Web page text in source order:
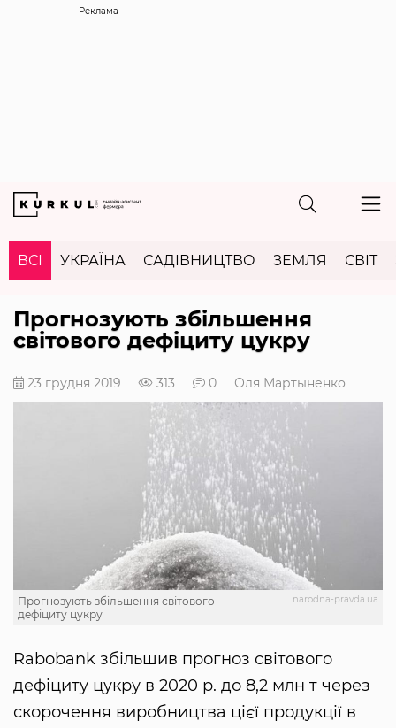
Реклама
ВСІ УКРАЇНА САДІВНИЦТВО ЗЕМЛЯ СВІТ
Прогнозують збільшення
світового дефіциту цукру
23 грудня 2019 313 0 Оля Мартыненко
narodna-pravda.ua
Прогнозують збільшення світового
дефіциту цукру
Rabobank збільшив прогноз світового
дефіциту цукру в 2020 р. до 8,2 млн т через
скорочення виробництва цієї продукції в